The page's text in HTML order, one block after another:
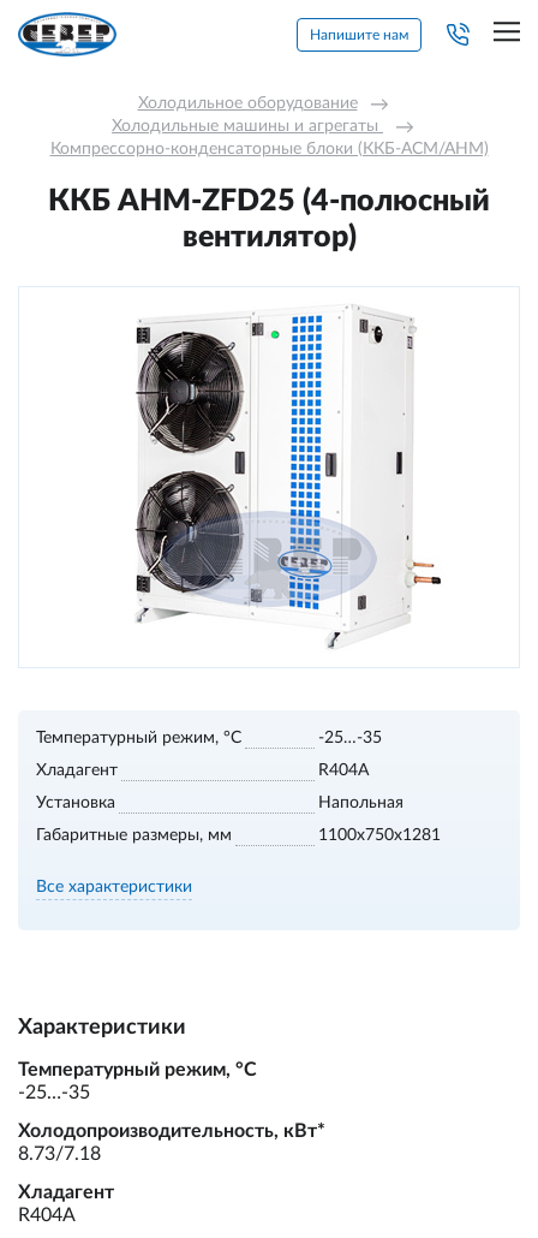
Напишите нам
Холодильное оборудование →
Холодильные машины и агрегаты →
Компрессорно-конденсаторные блоки (ККБ-АСМ/АНМ)
ККБ AНM-ZFD25 (4-полюсный
вентилятор)
Температурный режим, °С
-25…-35
Хладагент
R404A
Установка
Напольная
Габаритные размеры, мм
1100х750х1281
Все характеристики
Характеристики
Температурный режим, °С
-25…-35
Холодопроизводительность, кВт*
8.73/7.18
Хладагент
R404A